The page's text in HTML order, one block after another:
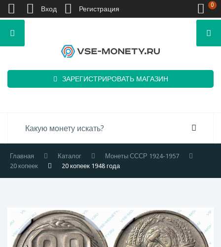
ЗАРЕГИСТРИРОВАТЬ МАГАЗИН
Главная Каталог
Монеты СССР 1924-1957
20 копеек
20 копеек 1948 года
Вход Регистрация 0